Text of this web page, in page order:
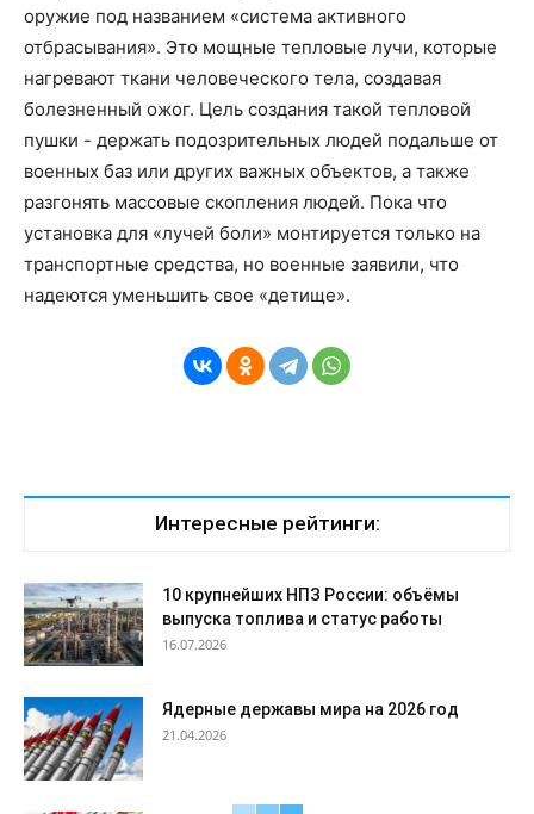
оружие под названием «система активного
отбрасывания». Это мощные тепловые лучи, которые
нагревают ткани человеческого тела, создавая
болезненный ожог. Цель создания такой тепловой
пушки - держать подозрительных людей подальше от
военных баз или других важных объектов, а также
разгонять массовые скопления людей. Пока что
установка для «лучей боли» монтируется только на
транспортные средства, но военные заявили, что
надеются уменьшить свое «детище».
Интересные рейтинги:
10 крупнейших НПЗ России: объёмы
выпуска топлива и статус работы
16.07.2026
Ядерные державы мира на 2026 год
21.04.2026